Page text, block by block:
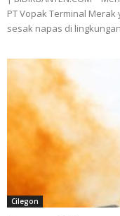
PT Vopak Terminal
sesak napas di
Cilegon